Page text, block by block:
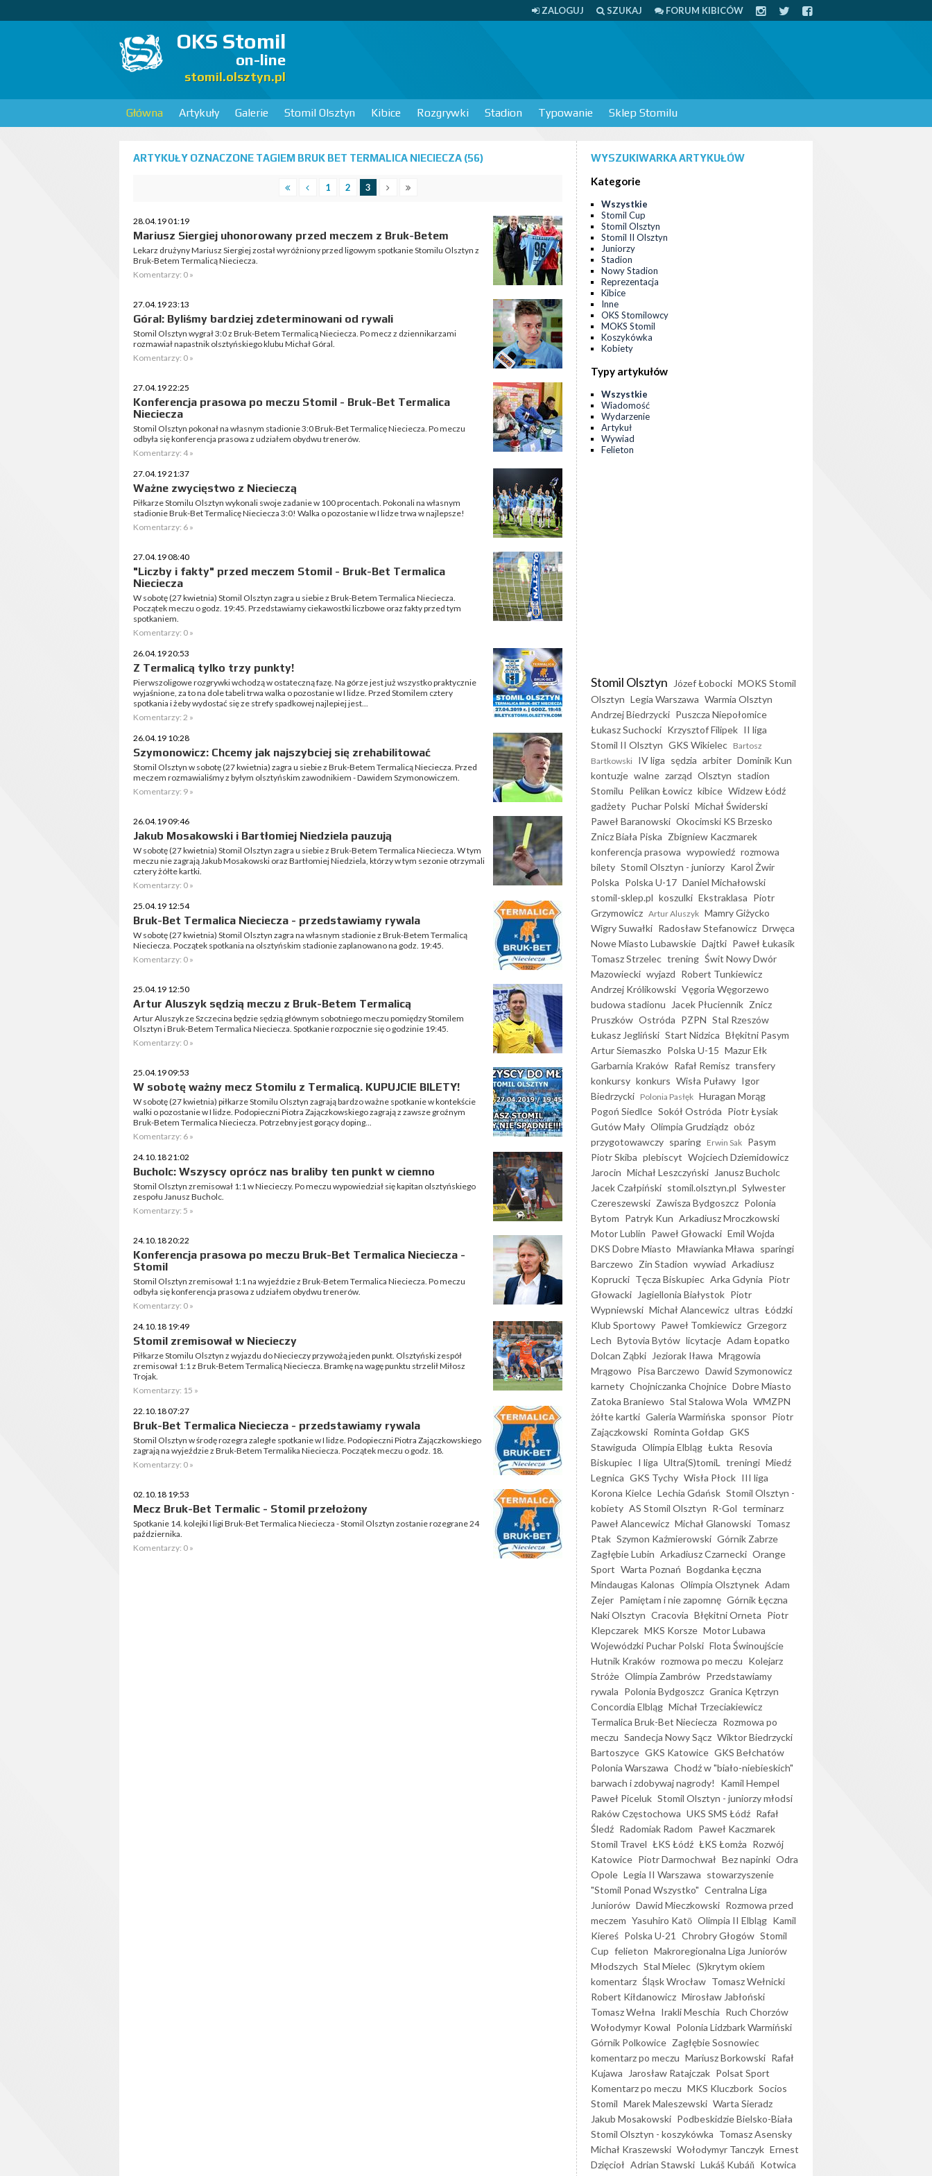
ZALOGUJ SZUKAJ FORUM KIBICÓW
OKS Stomil
on-line
stomil.olsztyn.pl
Główna Artykuły Galerie Stomil Olsztyn Kibice Rozgrywki Stadion Typowanie Sklep Stomilu
ARTYKUŁY OZNACZONE TAGIEM BRUK BET TERMALICA NIECIECZA (56)
1 2 3
28.04.19 01:19
Mariusz Siergiej uhonorowany przed meczem z Bruk-Betem
Lekarz drużyny Mariusz Siergiej został wyróżniony przed ligowym spotkanie Stomilu Olsztyn z
Bruk-Betem Termalicą Nieciecza.
Komentarzy: 0 »
27.04.19 23:13
Góral: Byliśmy bardziej zdeterminowani od rywali
Stomil Olsztyn wygrał 3:0 z Bruk-Betem Termalicą Nieciecza. Po mecz z dziennikarzami
rozmawiał napastnik olsztyńskiego klubu Michał Góral.
Komentarzy: 0 »
27.04.19 22:25
Konferencja prasowa po meczu Stomil - Bruk-Bet Termalica
Nieciecza
Stomil Olsztyn pokonał na własnym stadionie 3:0 Bruk-Bet Termalicę Nieciecza. Po meczu
odbyła się konferencja prasowa z udziałem obydwu trenerów.
Komentarzy: 4 »
27.04.19 21:37
Ważne zwycięstwo z Niecieczą
Piłkarze Stomilu Olsztyn wykonali swoje zadanie w 100 procentach. Pokonali na własnym
stadionie Bruk-Bet Termalicę Nieciecza 3:0! Walka o pozostanie w I lidze trwa w najlepsze!
Komentarzy: 6 »
27.04.19 08:40
"Liczby i fakty" przed meczem Stomil - Bruk-Bet Termalica
Nieciecza
W sobotę (27 kwietnia) Stomil Olsztyn zagra u siebie z Bruk-Betem Termalica Nieciecza.
Początek meczu o godz. 19:45. Przedstawiamy ciekawostki liczbowe oraz fakty przed tym
spotkaniem.
Komentarzy: 0 »
26.04.19 20:53
Z Termalicą tylko trzy punkty!
Pierwszoligowe rozgrywki wchodzą w ostateczną fazę. Na górze jest już wszystko praktycznie
wyjaśnione, za to na dole tabeli trwa walka o pozostanie w I lidze. Przed Stomilem cztery
spotkania i żeby wydostać się ze strefy spadkowej najlepiej jest...
Komentarzy: 2 »
26.04.19 10:28
Szymonowicz: Chcemy jak najszybciej się zrehabilitować
Stomil Olsztyn w sobotę (27 kwietnia) zagra u siebie z Bruk-Betem Termalicą Nieciecza. Przed
meczem rozmawialiśmy z byłym olsztyńskim zawodnikiem - Dawidem Szymonowiczem.
Komentarzy: 9 »
26.04.19 09:46
Jakub Mosakowski i Bartłomiej Niedziela pauzują
W sobotę (27 kwietnia) Stomil Olsztyn zagra u siebie z Bruk-Betem Termalica Nieciecza. W tym
meczu nie zagrają Jakub Mosakowski oraz Bartłomiej Niedziela, którzy w tym sezonie otrzymali
cztery żółte kartki.
Komentarzy: 0 »
25.04.19 12:54
Bruk-Bet Termalica Nieciecza - przedstawiamy rywala
W sobotę (27 kwietnia) Stomil Olsztyn zagra na własnym stadionie z Bruk-Betem Termalicą
Nieciecza. Początek spotkania na olsztyńskim stadionie zaplanowano na godz. 19:45.
Komentarzy: 0 »
25.04.19 12:50
Artur Aluszyk sędzią meczu z Bruk-Betem Termalicą
Artur Aluszyk ze Szczecina będzie sędzią głównym sobotniego meczu pomiędzy Stomilem
Olsztyn i Bruk-Betem Termalica Nieciecza. Spotkanie rozpocznie się o godzinie 19:45.
Komentarzy: 0 »
25.04.19 09:53
W sobotę ważny mecz Stomilu z Termalicą. KUPUJCIE BILETY!
W sobotę (27 kwietnia) piłkarze Stomilu Olsztyn zagrają bardzo ważne spotkanie w kontekście
walki o pozostanie w I lidze. Podopieczni Piotra Zajączkowskiego zagrają z zawsze groźnym
Bruk-Betem Termalica Nieciecza. Potrzebny jest gorący doping...
Komentarzy: 6 »
24.10.18 21:02
Bucholc: Wszyscy oprócz nas braliby ten punkt w ciemno
Stomil Olsztyn zremisował 1:1 w Niecieczy. Po meczu wypowiedział się kapitan olsztyńskiego
zespołu Janusz Bucholc.
Komentarzy: 5 »
24.10.18 20:22
Konferencja prasowa po meczu Bruk-Bet Termalica Nieciecza -
Stomil
Stomil Olsztyn zremisował 1:1 na wyjeździe z Bruk-Betem Termalica Nieciecza. Po meczu
odbyła się konferencja prasowa z udziałem obydwu trenerów.
Komentarzy: 0 »
24.10.18 19:49
Stomil zremisował w Niecieczy
Piłkarze Stomilu Olsztyn z wyjazdu do Niecieczy przywożą jeden punkt. Olsztyński zespół
zremisował 1:1 z Bruk-Betem Termalicą Nieciecza. Bramkę na wagę punktu strzelił Miłosz
Trojak.
Komentarzy: 15 »
22.10.18 07:27
Bruk-Bet Termalica Nieciecza - przedstawiamy rywala
Stomil Olsztyn w środę rozegra zaległe spotkanie w I lidze. Podopieczni Piotra Zajączkowskiego
zagrają na wyjeździe z Bruk-Betem Termalika Nieciecza. Początek meczu o godz. 18.
Komentarzy: 0 »
02.10.18 19:53
Mecz Bruk-Bet Termalic - Stomil przełożony
Spotkanie 14. kolejki I ligi Bruk-Bet Termalica Nieciecza - Stomil Olsztyn zostanie rozegrane 24
października.
Komentarzy: 0 »
WYSZUKIWARKA ARTYKUŁÓW
Kategorie
Wszystkie
Stomil Cup
Stomil Olsztyn
Stomil II Olsztyn
Juniorzy
Stadion
Nowy Stadion
Reprezentacja
Kibice
Inne
OKS Stomilowcy
MOKS Stomil
Koszykówka
Kobiety
Typy artykułów
Wszystkie
Wiadomość
Wydarzenie
Artykuł
Wywiad
Felieton
Stomil Olsztyn Józef Łobocki MOKS Stomil
Olsztyn Legia Warszawa Warmia Olsztyn
Andrzej Biedrzycki Puszcza Niepołomice
Łukasz Suchocki Krzysztof Filipek II liga
Stomil II Olsztyn GKS Wikielec Bartosz
Bartkowski IV liga sędzia arbiter Dominik Kun
kontuzje walne zarząd Olsztyn stadion
Stomilu Pelikan Łowicz kibice Widzew Łódź
gadżety Puchar Polski Michał Świderski
Paweł Baranowski Okocimski KS Brzesko
Znicz Biała Piska Zbigniew Kaczmarek
konferencja prasowa wypowiedź rozmowa
bilety Stomil Olsztyn - juniorzy Karol Żwir
Polska Polska U-17 Daniel Michałowski
stomil-sklep.pl koszulki Ekstraklasa Piotr
Grzymowicz Artur Aluszyk Mamry Giżycko
Wigry Suwałki Radosław Stefanowicz Drwęca
Nowe Miasto Lubawskie Dajtki Paweł Łukasik
Tomasz Strzelec trening Świt Nowy Dwór
Mazowiecki wyjazd Robert Tunkiewicz
Andrzej Królikowski Vęgoria Węgorzewo
budowa stadionu
Jacek Płuciennik Znicz
Pruszków Ostróda PZPN Stal Rzeszów
Łukasz Jegliński Start Nidzica Błękitni Pasym
Artur Siemaszko Polska U-15 Mazur Ełk
Garbarnia Kraków Rafał Remisz transfery
konkursy konkurs Wisła Puławy Igor
Biedrzycki Polonia Pasłęk Huragan Morąg
Pogoń Siedlce Sokół Ostróda Piotr Łysiak
Gutów Mały Olimpia Grudziądz obóz
przygotowawczy sparing Erwin Sak Pasym
Piotr Skiba plebiscyt Wojciech Dziemidowicz
Jarocin Michał Leszczyński
Janusz Bucholc
Jacek Czałpiński stomil.olsztyn.pl Sylwester
Czereszewski Zawisza Bydgoszcz Polonia
Bytom Patryk Kun Arkadiusz Mroczkowski
Motor Lublin Paweł Głowacki Emil Wojda
DKS Dobre Miasto Mławianka Mława sparingi
Barczewo Zin Stadion wywiad Arkadiusz
Koprucki Tęcza Biskupiec Arka Gdynia Piotr
Głowacki
Jagiellonia Białystok Piotr
Wypniewski Michał Alancewicz ultras Łódzki
Klub Sportowy Paweł Tomkiewicz Grzegorz
Lech Bytovia Bytów licytacje Adam Łopatko
Dolcan Ząbki
Jeziorak Iława Mrągowia
Mrągowo Pisa Barczewo Dawid Szymonowicz
karnety Chojniczanka Chojnice Dobre Miasto
Zatoka Braniewo Stal Stalowa Wola WMZPN
żółte kartki Galeria Warmińska sponsor Piotr
Zajączkowski Rominta Gołdap GKS
Stawiguda Olimpia Elbląg Łukta Resovia
Biskupiec I liga Ultra(S)tomiL treningi Miedź
Legnica GKS Tychy Wisła Płock III liga
Korona Kielce Lechia Gdańsk Stomil Olsztyn -
kobiety AS Stomil Olsztyn R-Gol terminarz
Paweł Alancewicz Michał Glanowski Tomasz
Ptak Szymon Kaźmierowski Górnik Zabrze
Zagłębie Lubin Arkadiusz Czarnecki Orange
Sport Warta Poznań Bogdanka Łęczna
Mindaugas Kalonas Olimpia Olsztynek Adam
Zejer Pamiętam i nie zapomnę Górnik Łęczna
Naki Olsztyn Cracovia Błękitni Orneta Piotr
Klepczarek MKS Korsze Motor Lubawa
Wojewódzki Puchar Polski Flota Świnoujście
Hutnik Kraków rozmowa po meczu Kolejarz
Stróże Olimpia Zambrów Przedstawiamy
rywala Polonia Bydgoszcz Granica Kętrzyn
Concordia Elbląg Michał Trzeciakiewicz
Termalica Bruk-Bet Nieciecza Rozmowa po
meczu Sandecja Nowy Sącz Wiktor Biedrzycki
Bartoszyce GKS Katowice GKS Bełchatów
Polonia Warszawa Chodź w "biało-niebieskich"
barwach i zdobywaj nagrody!
Kamil Hempel
Paweł Piceluk Stomil Olsztyn - juniorzy młodsi
Raków Częstochowa UKS SMS Łódź Rafał
Śledź Radomiak Radom Paweł Kaczmarek
Stomil Travel ŁKS Łódź ŁKS Łomża Rozwój
Katowice Piotr Darmochwał Bez napinki Odra
Opole Legia II Warszawa stowarzyszenie
"Stomil Ponad Wszystko" Centralna Liga
Juniorów Dawid Mieczkowski Rozmowa przed
meczem Yasuhiro Katō Olimpia II Elbląg Kamil
Kiereś Polska U-21 Chrobry Głogów Stomil
Cup felieton Makroregionalna Liga Juniorów
Młodszych Stal Mielec (S)krytym okiem
komentarz Śląsk Wrocław Tomasz Wełnicki
Robert Kiłdanowicz Mirosław Jabłoński
Tomasz Wełna Irakli Meschia Ruch Chorzów
Wołodymyr Kowal Polonia Lidzbark Warmiński
Górnik Polkowice Zagłębie Sosnowiec
komentarz po meczu Mariusz Borkowski Rafał
Kujawa
Jarosław Ratajczak Polsat Sport
Komentarz po meczu MKS Kluczbork Socios
Stomil Marek Maleszewski Warta Sieradz
Jakub Mosakowski Podbeskidzie Bielsko-Biała
Stomil Olsztyn - koszykówka Tomasz Asensky
Michał Kraszewski Wołodymyr Tanczyk Ernest
Dzięcioł Adrian Stawski Lukáš Kubáň Kotwica